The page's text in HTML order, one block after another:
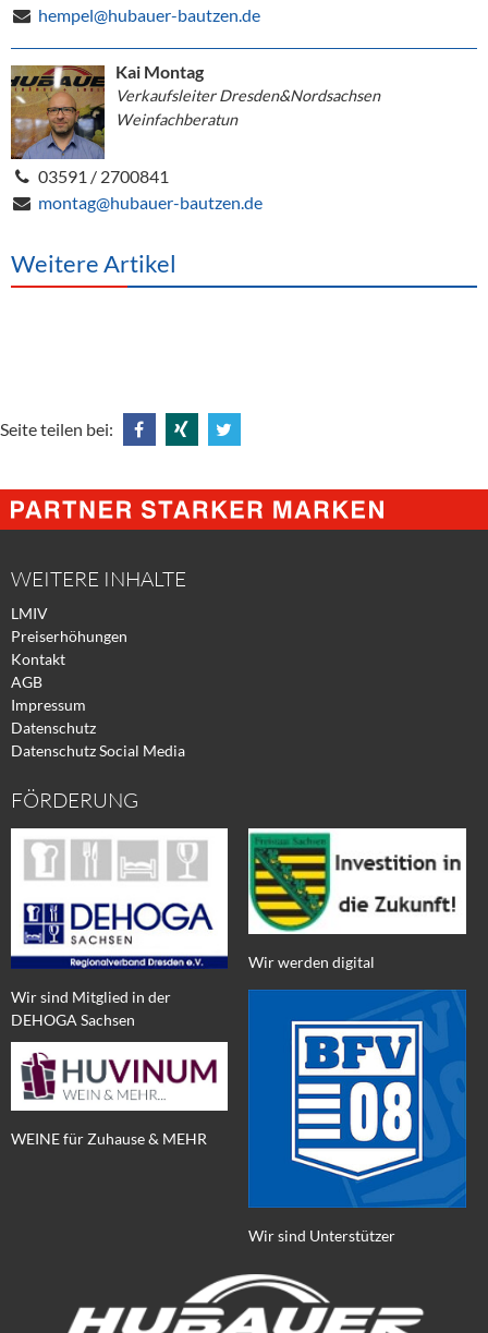
hempel@hubauer-bautzen.de
Kai Montag
Verkaufsleiter Dresden&Nordsachsen
Weinfachberatun
03591 / 2700841
montag@hubauer-bautzen.de
Weitere Artikel
Seite teilen bei:
@
Facebook
@
Xing
@
Twitter
WEITERE INHALTE
LMIV
Preiserhöhungen
Kontakt
AGB
Impressum
Datenschutz
Datenschutz Social Media
FÖRDERUNG
Wir sind Mitglied in der
DEHOGA Sachsen
WEINE für Zuhause & MEHR
Wir werden digital
Wir sind Unterstützer